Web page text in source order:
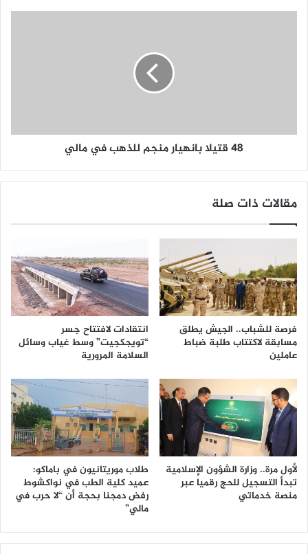
48 قتيلا بانهيار منجم للذهب في مالي
مقالات ذات صلة
فرصة للشباب.. الجيش يطلق
مسابقة لاكتتاب طلبة ضباط
عاملين
انتقادات لافتتاح جسر
“تويجكجيت” وسط غياب وسائل
السلامة المرورية
لأول مرة.. وزارة الشؤون الإسلامية
تبدأ التسجيل للحج رقميا عبر
منصة خدماتي
طلاب موريتانيون في باماكو:
عميد كلية الطب في نواكشوط
رفض دمجنا بحجة أن “لا حرب في
مالي”